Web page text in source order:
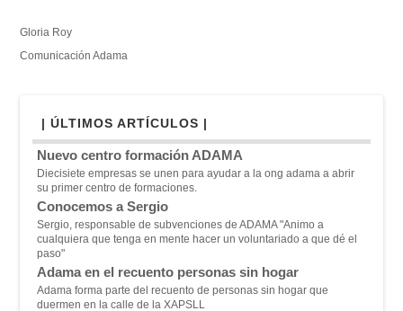
Gloria Roy
Comunicación Adama
| ÚLTIMOS ARTÍCULOS |
Nuevo centro formación ADAMA
Diecisiete empresas se unen para ayudar a la ong adama a abrir
su primer centro de formaciones.
Conocemos a Sergio
Sergio, responsable de subvenciones de ADAMA "Animo a
cualquiera que tenga en mente hacer un voluntariado a que dé el
paso"
Adama en el recuento personas sin hogar
Adama forma parte del recuento de personas sin hogar que
duermen en la calle de la XAPSLL